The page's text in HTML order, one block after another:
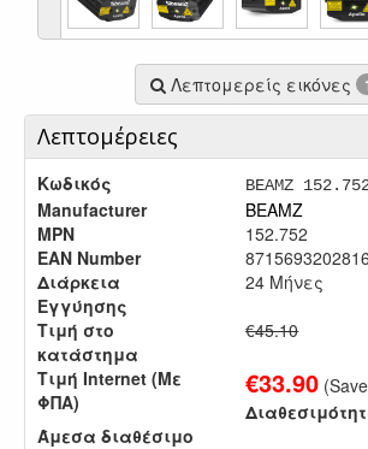
Λεπτομερείς εικόνες
Λεπτομέρειες
Κωδικός BEAMZ
Manufacturer
BEAMZ
MPN
152.752
EAN Number
8715693202816
Διάρκεια
Εγγύησης
24 Μήνες
Τιμή στο
κατάστημα
€45.10
Τιμή Internet (Με
ΦΠΑ)
€33.90
Άμεσα διαθέσιμο